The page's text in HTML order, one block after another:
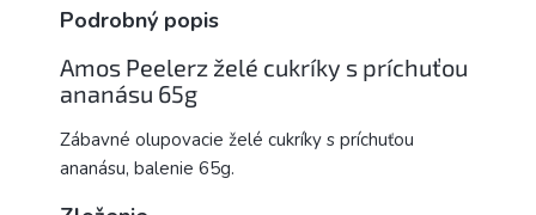
Podrobný popis
Amos Peelerz želé cukríky s príchuťou
ananásu 65g
Zábavné olupovacie želé cukríky s príchuťou
ananásu, balenie 65g.